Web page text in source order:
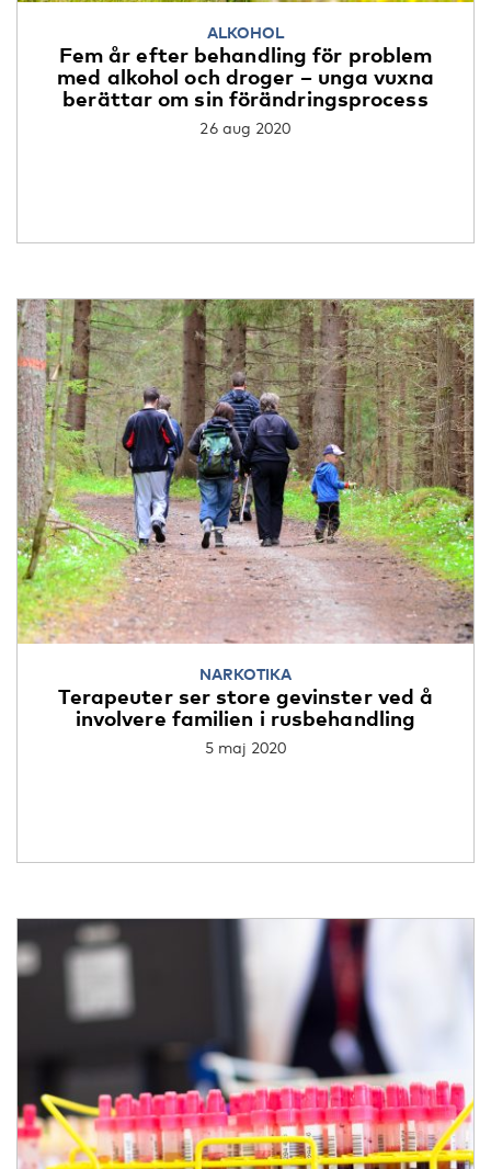
ALKOHOL
Fem år efter behandling för problem
med alkohol och droger – unga vuxna
berättar om sin förändringsprocess
26 aug 2020
NARKOTIKA
Terapeuter ser store gevinster ved å
involvere familien i rusbehandling
5 maj 2020